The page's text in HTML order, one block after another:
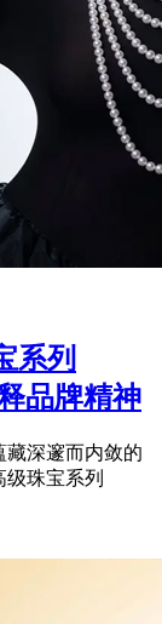
系列
品牌精神
藏深邃而内敛的
珠宝系列